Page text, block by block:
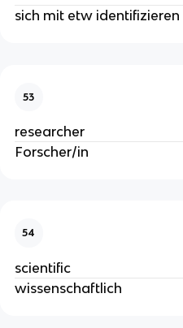
sich mit etw identifizieren
53
researcher
Forscher/in
54
scientific
wissenschaftlich